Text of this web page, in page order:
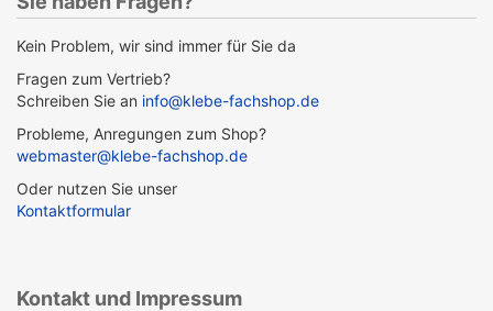
Kein Problem, wir sind immer für Sie da
Fragen zum Vertrieb?
Schreiben Sie an info@klebe-fachshop.de
Probleme, Anregungen zum Shop?
webmaster@klebe-fachshop.de
Oder nutzen Sie unser
Kontaktformular
Kontakt und Impressum